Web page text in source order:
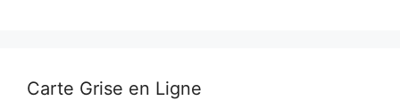
Carte Grise en Ligne